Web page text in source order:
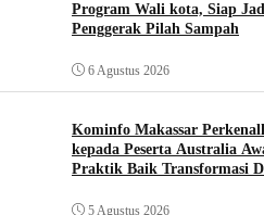
Program Wali kota, Siap
Penggerak Pilah Sampah
6 Agustus 2026
Kominfo Makassar
kepada Peserta Australia
Praktik Baik Transformasi
5 Agustus 2026